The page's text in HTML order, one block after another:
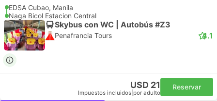
EDSA Cubao, Manila
Naga Bicol Estacion Central
Skybus con WC | Autobús #Z3
Penafrancia Tours 4.1
USD 21
Impuestos incluidos por adulto
Reservar